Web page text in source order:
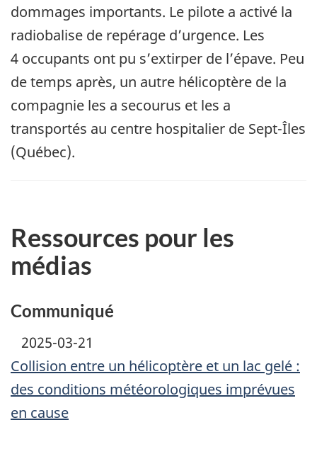
dommages importants. Le pilote a activé la
radiobalise de repérage d’urgence. Les
4 occupants ont pu s’extirper de l’épave. Peu
de temps après, un autre hélicoptère de la
compagnie les a secourus et les a
transportés au centre hospitalier de Sept-Îles
(Québec).
Ressources pour les
médias
Communiqué
2025-03-21
Collision entre un hélicoptère et un lac gelé :
des conditions météorologiques imprévues
en cause